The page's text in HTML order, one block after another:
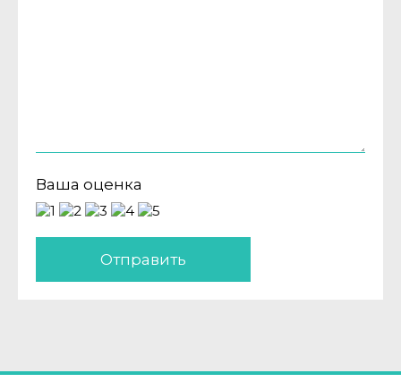
Ваша оценка
Отправить